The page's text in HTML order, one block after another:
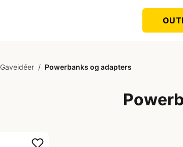
Gaveidéer / Powerbanks og adapters